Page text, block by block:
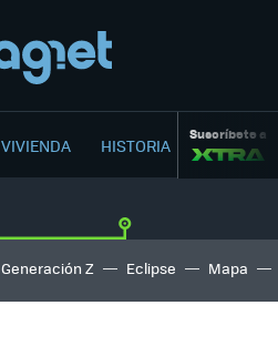
VIVIENDA HISTORIA Suscríbete a
Generación Z Eclipse Mapa